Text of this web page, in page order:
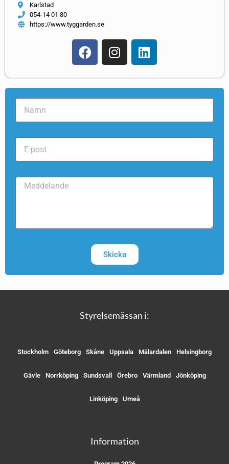
Karlstad
054-14 01 80
https://www.tyggarden.se
Skicka
Styrelsemässan i:
Stockholm Göteborg Skåne Uppsala Mälardalen Helsingborg
Gävle Norrköping Sundsvall Örebro Värmland Jönköping
Linköping Umeå
Information